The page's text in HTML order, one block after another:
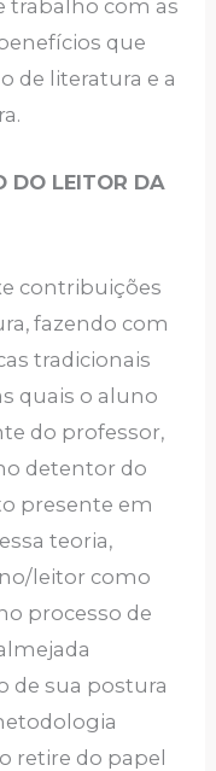
trabalho com as
que
de literatura e a
DO LEITOR DA
contribuições
fazendo com
tradicionais
quais o aluno
do professor,
detentor do
presente em
teoria,
leitor como
processo de
de sua postura
retire do papel